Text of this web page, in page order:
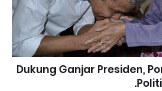
Dukung Ganjar Presiden,